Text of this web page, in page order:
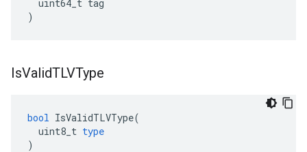
  uint64_t tag
)
IsValidTLVType
bool IsValidTLVType(
uint8_t type
)